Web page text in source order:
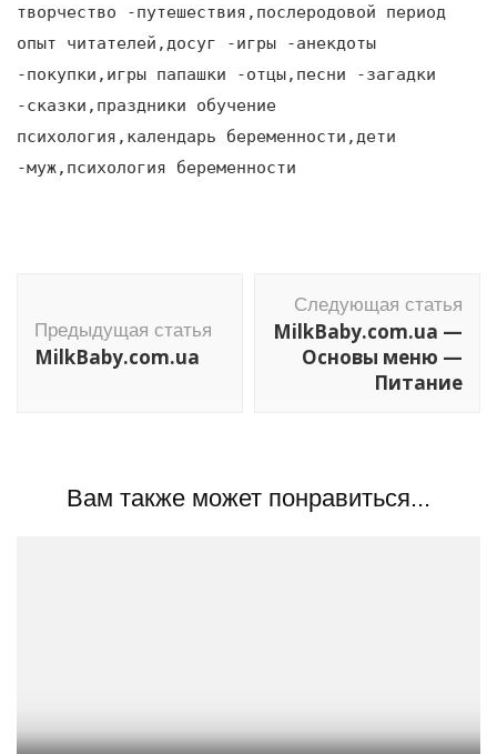
творчество -путешествия,послеродовой период
опыт читателей,досуг -игры -анекдоты
-покупки,игры папашки -отцы,песни -загадки
-сказки,праздники обучение
психология,календарь беременности,дети
-муж,психология беременности
по
записям
Предыдущая статья
MilkBaby.com.ua
Следующая статья
MilkBaby.com.ua —
Основы меню —
Питание
Вам также может понравиться...